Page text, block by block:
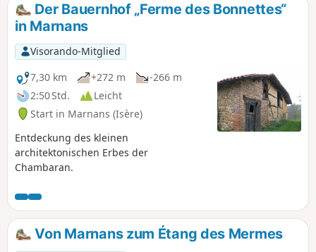
Der Bauernhof „Ferme des Bonnettes“
in Marnans
Visorando-Mitglied
7,30 km
+272 m
-266 m
2:50 Std.
Leicht
Start in Marnans (Isère)
Entdeckung des kleinen
architektonischen Erbes der
Chambaran.
Von Marnans zum Étang des Mermes